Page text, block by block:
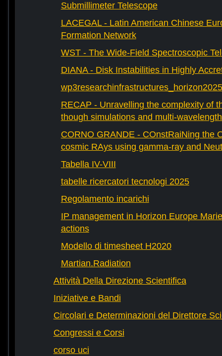
Submillimeter Telescope
LACEGAL - Latin American Chinese
Formation Network
WST - The Wide-Field Spectroscopic
DIANA - Disk Instabilities in Highly
RECAP - Unravelling the complexity of
though simulations and multi-
CORNO GRANDE - COnstRaiNing the
cosmic RAys using gamma-ray and
Tabella IV-VIII
tabelle ricercatori tecnologi 2025
Regolamento incarichi
IP management in Horizon Europe
actions
Modello di timesheet H2020
Martian.Radiation
Attività Della Direzione Scientifica
Iniziative e Bandi
Circolari e Determinazioni del Direttore
Congressi e Corsi
corso uci